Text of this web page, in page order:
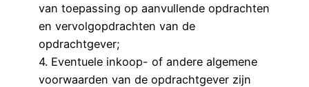
van toepassing op aanvullende opdrachten
en vervolgopdrachten van de
opdrachtgever;
4. Eventuele inkoop- of andere algemene
voorwaarden van de opdrachtgever zijn